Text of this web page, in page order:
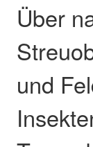
Über
und